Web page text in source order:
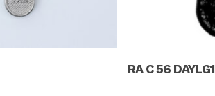
RA C 56 DAYLG1